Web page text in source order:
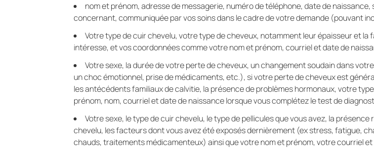
nom et prénom, adresse de messagerie, numéro de téléphone, date de
concernant, communiquée par vos soins dans le cadre de votre demande (pouvant
Votre type de cuir chevelu, votre type de cheveux, notamment leur épaisseur et la
intéresse, et vos coordonnées comme votre nom et prénom, courriel et date de
Votre sexe, la durée de votre perte de cheveux, un changement soudain dans
un choc émotionnel, prise de médicaments, etc.), si votre perte de cheveux est
les antécédents familiaux de calvitie, la présence de problèmes hormonaux, votre
prénom, nom, courriel et date de naissance lorsque vous complétez le test de
Votre sexe, le type de cuir chevelu, le type de pellicules que vous avez, la
chevelu, les facteurs dont vous avez été exposés dernièrement (ex stress, fatigue,
chauds, traitements médicamenteux) ainsi que votre nom et prénom, votre courriel